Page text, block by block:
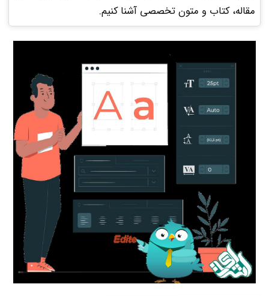
مقاله، کتاب و متون تخصصی آشنا کنیم.